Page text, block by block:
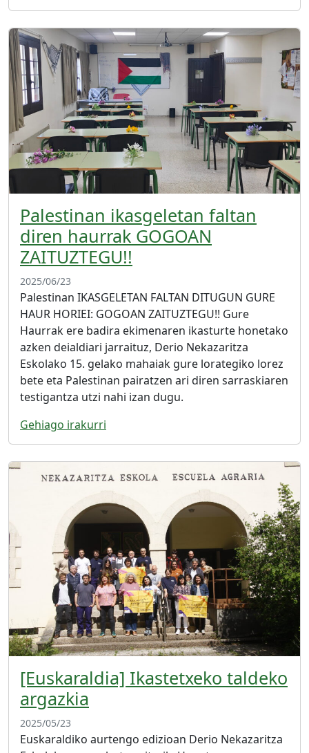
Palestinan ikasgeletan faltan
diren haurrak GOGOAN
ZAITUZTEGU!!
2025/06/23
Palestinan IKASGELETAN FALTAN DITUGUN GURE
HAUR HORIEI: GOGOAN ZAITUZTEGU!! Gure
Haurrak ere badira ekimenaren ikasturte honetako
azken deialdiari jarraituz, Derio Nekazaritza
Eskolako 15. gelako mahaiak gure lorategiko lorez
bete eta Palestinan pairatzen ari diren sarraskiaren
testigantza utzi nahi izan dugu.
Gehiago irakurri
[Euskaraldia] Ikastetxeko taldeko
argazkia
2025/05/23
Euskaraldiko aurtengo edizioan Derio Nekazaritza